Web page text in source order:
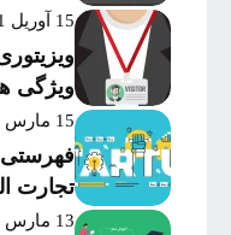
15 آوریل 2021
ویژگی
15 مارس 2021
فهرستی
اساس
13 مارس 2021